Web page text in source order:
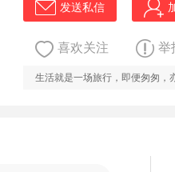
发送私信
喜欢关注 举
生活就是一场旅行，即便匆匆，